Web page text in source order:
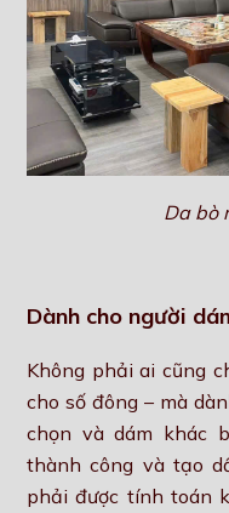
Da bò
Dành cho người
Không phải ai cũng
cho số đông – mà
chọn và dám khác
thành công và tạo
phải được tính toán